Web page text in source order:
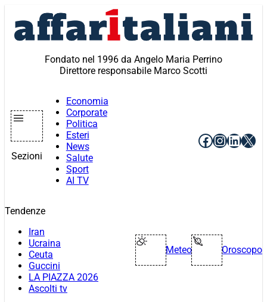
contenuto
Fondato nel 1996 da Angelo Maria Perrino
Direttore responsabile Marco Scotti
Sezioni
Economia
Corporate
Politica
Esteri
News
Salute
Sport
AI TV
Facebook
X
Tendenze
Iran
Ucraina
Ceuta
Guccini
LA PIAZZA 2026
Ascolti tv
Meteo Oroscopo